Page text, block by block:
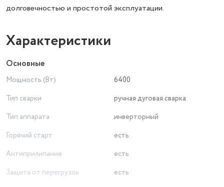
долговечностью и простотой эксплуатации.
Характеристики
Основные
Мощность (Вт)
6400
Тип сварки
ручная дуговая сварка
Тип аппарата
инверторный
Горячий старт
есть
Антиприлипание
есть
Защита от перегрузок
есть